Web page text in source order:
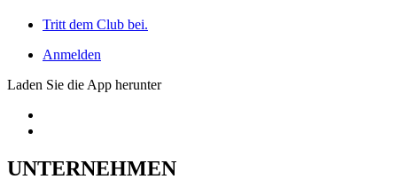
Tritt dem Club bei.
Anmelden
Laden Sie die App herunter
UNTERNEHMEN